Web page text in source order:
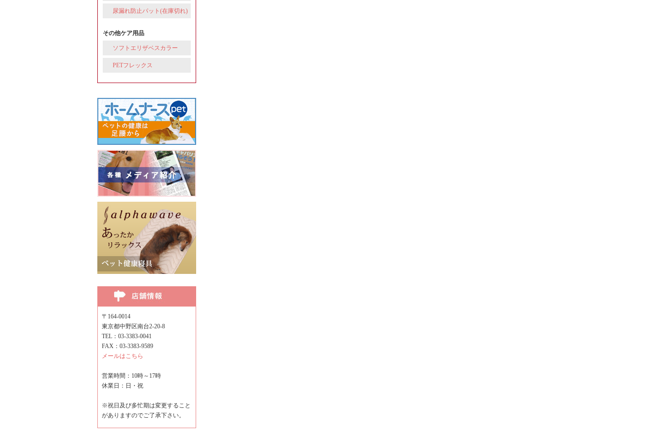
尿漏れ防止パット(在庫切れ)
その他ケア用品
ソフトエリザベスカラー
PETフレックス
〒164-0014
東京都中野区南台2-20-8
TEL：03-3383-0041
FAX：03-3383-9589
メールはこちら
営業時間：10時～17時
休業日：日・祝
※祝日及び多忙期は変更すること
がありますのでご了承下さい。